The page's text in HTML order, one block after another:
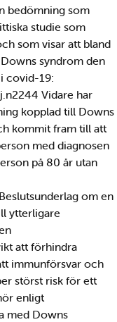
bedömning som
studie som
som visar att bland
syndrom den
covid-19:
Vidare har
kopplad till Downs
kommit fram till att
med diagnosen
på 80 år utan
om en
ytterligare
att förhindra
immunförsvar och
störst risk för ett
enligt
med Downs